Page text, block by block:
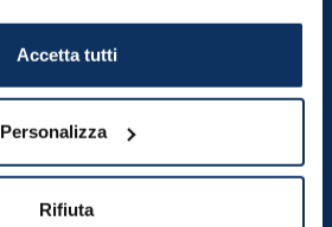
Accetta tutti
Personalizza
Rifiuta
Postcards from Civitavecchia
Useful information
Arrivals and departures
Port terminals
News and events
COMPANY